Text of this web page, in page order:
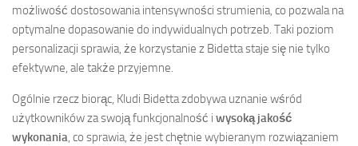
możliwość dostosowania intensywności strumienia, co pozwala na
optymalne dopasowanie do indywidualnych potrzeb. Taki poziom
personalizacji sprawia, że korzystanie z Bidetta staje się nie tylko
efektywne, ale także przyjemne.
Ogólnie rzecz biorąc, Kludi Bidetta zdobywa uznanie wśród
użytkowników za swoją funkcjonalność i wysoką jakość
wykonania, co sprawia, że jest chętnie wybieranym rozwiązaniem